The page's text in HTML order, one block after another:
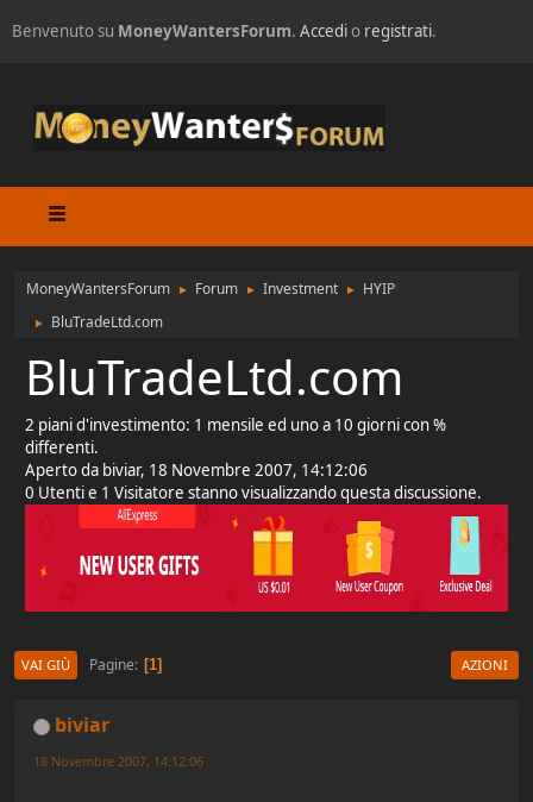
Benvenuto su MoneyWantersForum. Accedio registrati.
MoneyWantersForum ► Forum ► Investment ► HYIP
► BluTradeLtd.com
BluTradeLtd.com
2 piani d'investimento: 1 mensile ed uno a 10 giorni con %
differenti.
Aperto da biviar, 18 Novembre 2007, 14:12:06
0 Utenti e 1 Visitatore stanno visualizzando questa discussione.
VAI GIÙ Pagine 1 AZIONI
biviar
18 Novembre 2007, 14:12:06